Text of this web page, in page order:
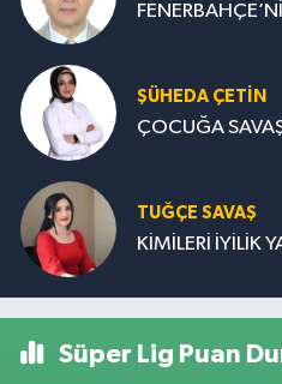
ŞÜHEDA ÇETİN
ÇOCUĞA
TUĞÇE SAVAŞ
KİMİLERİ İYİLİK
Süper Lig Puan